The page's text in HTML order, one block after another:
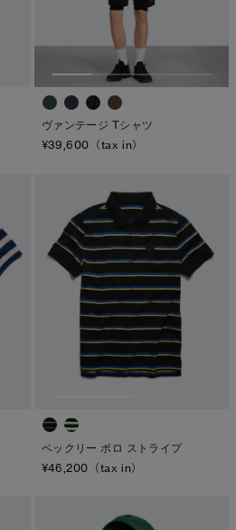
ヴァンテージ Tシャツ
¥39,600（tax in）
ベックリー ポロ ストライプ
¥46,200（tax in）